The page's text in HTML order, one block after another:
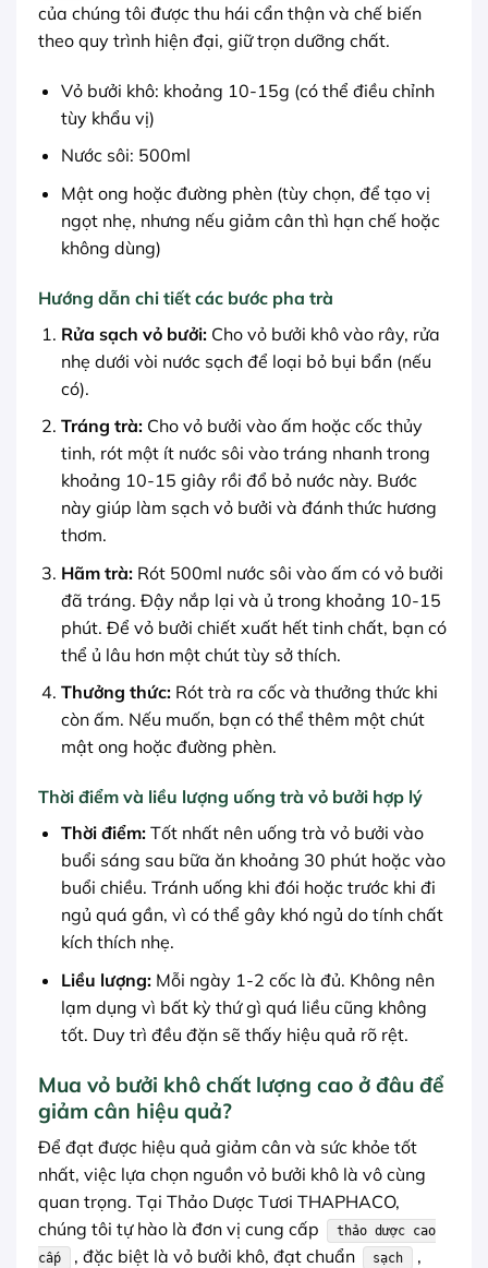
của chúng tôi được thu hái cẩn thận và chế biến
theo quy trình hiện đại, giữ trọn dưỡng chất.
Vỏ bưởi khô: khoảng 10-15g (có thể điều chỉnh
tùy khẩu vị)
Nước sôi: 500ml
Mật ong hoặc đường phèn (tùy chọn, để tạo vị
ngọt nhẹ, nhưng nếu giảm cân thì hạn chế hoặc
không dùng)
Hướng dẫn chi tiết các bước pha trà
Rửa sạch vỏ bưởi:Cho vỏ bưởi khô vào rây, rửa
nhẹ dưới vòi nước sạch để loại bỏ bụi bẩn (nếu
có).
Tráng trà:Cho vỏ bưởi vào ấm hoặc cốc thủy
tinh, rót một ít nước sôi vào tráng nhanh trong
khoảng 10-15 giây rồi đổ bỏ nước này. Bước
này giúp làm sạch vỏ bưởi và đánh thức hương
thơm.
Hãm trà:Rót 500ml nước sôi vào ấm có vỏ bưởi
đã tráng. Đậy nắp lại và ủ trong khoảng 10-15
phút. Để vỏ bưởi chiết xuất hết tinh chất, bạn có
thể ủ lâu hơn một chút tùy sở thích.
Thưởng thức:Rót trà ra cốc và thưởng thức khi
còn ấm. Nếu muốn, bạn có thể thêm một chút
mật ong hoặc đường phèn.
Thời điểm và liều lượng uống trà vỏ bưởi hợp lý
Thời điểm:Tốt nhất nên uống trà vỏ bưởi vào
buổi sáng sau bữa ăn khoảng 30 phút hoặc vào
buổi chiều. Tránh uống khi đói hoặc trước khi đi
ngủ quá gần, vì có thể gây khó ngủ do tính chất
kích thích nhẹ.
Liều lượng:Mỗi ngày 1-2 cốc là đủ. Không nên
lạm dụng vì bất kỳ thứ gì quá liều cũng không
tốt. Duy trì đều đặn sẽ thấy hiệu quả rõ rệt.
Mua vỏ bưởi khô chất lượng cao ở đâu để
giảm cân hiệu quả?
Để đạt được hiệu quả giảm cân và sức khỏe tốt
nhất, việc lựa chọn nguồn vỏ bưởi khô là vô cùng
quan trọng. Tại Thảo Dược Tươi THAPHACO,
chúng tôi tự hào là đơn vị cung cấp
thảo dược cao
cấp
, đặc biệt là vỏ bưởi khô, đạt chuẩn sạch ,